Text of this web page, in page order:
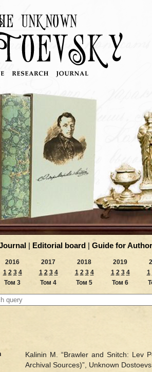
| Editorial board | Guide for
2016
1 2 3 4
Том 3
2017
1 2 3 4
Том 4
2018
1 2 3 4
Том 5
2019
1 2 3 4
Том 6
1
Kalinin M. “Brawler and Snitch: Lev
Archival Sources)”, Unknown